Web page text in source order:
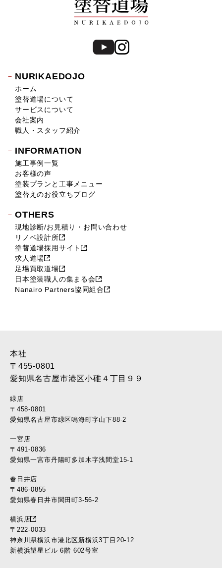
NURIKAEDOJO
ホーム
塗替道場について
サービスについて
会社案内
職人・スタッフ紹介
INFORMATION
施工事例一覧
お客様の声
塗装プランと工事メニュー
塗替えのお役立ちブログ
OTHERS
現地診断/お見積り・お問い合わせ
リノベ設計所
塗替道場採用サイト
求人道場
足場買取道場
日本塗装職人の集まる会
Nanairo Partners協同組合
本社
〒455-0801
愛知県名古屋市港区小碓４丁目９９
緑店
〒458-0801
愛知県名古屋市緑区鳴海町字山下88-2
一宮店
〒491-0836
愛知県一宮市丹陽町多加木字浅間堂15-1
春日井店
〒486-0855
愛知県春日井市関田町3-56-2
横浜店
〒222-0033
神奈川県横浜市港北区新横浜3丁目20-12
新横浜望星ビル 6階 602号室